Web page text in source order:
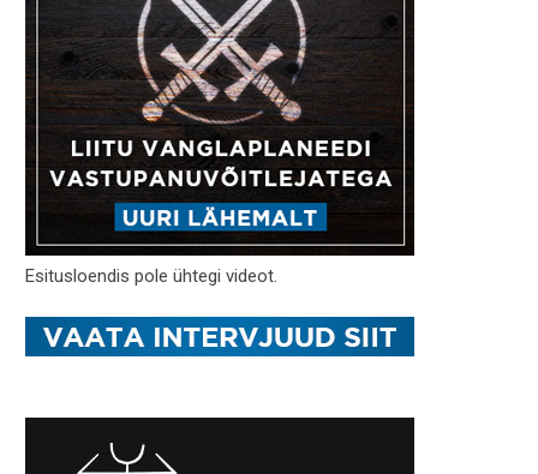
Esitusloendis pole ühtegi videot.